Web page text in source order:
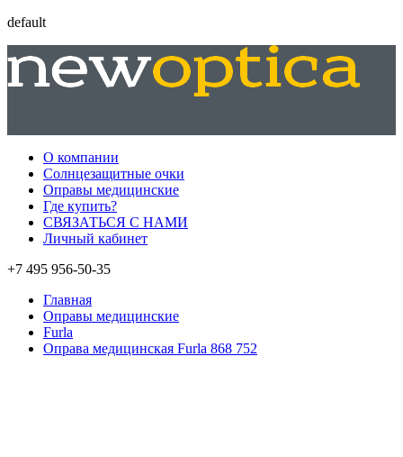
default
О компании
Солнцезащитные очки
Оправы медицинские
Где купить?
СВЯЗАТЬСЯ С НАМИ
Личный кабинет
+7 495 956-50-35
Главная
Оправы медицинские
Furla
Оправа медицинская Furla 868 752